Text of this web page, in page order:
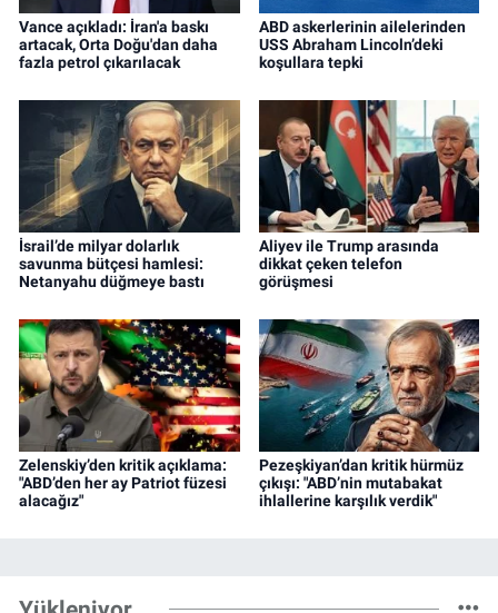
Vance açıkladı: İran'a baskı
artacak, Orta Doğu'dan daha
fazla petrol çıkarılacak
ABD askerlerinin ailelerinden
USS Abraham Lincoln’deki
koşullara tepki
İsrail’de milyar dolarlık
savunma bütçesi hamlesi:
Netanyahu düğmeye bastı
Aliyev ile Trump arasında
dikkat çeken telefon
görüşmesi
Zelenskiy’den kritik açıklama:
"ABD’den her ay Patriot füzesi
alacağız"
Pezeşkiyan’dan kritik hürmüz
çıkışı: "ABD’nin mutabakat
ihlallerine karşılık verdik"